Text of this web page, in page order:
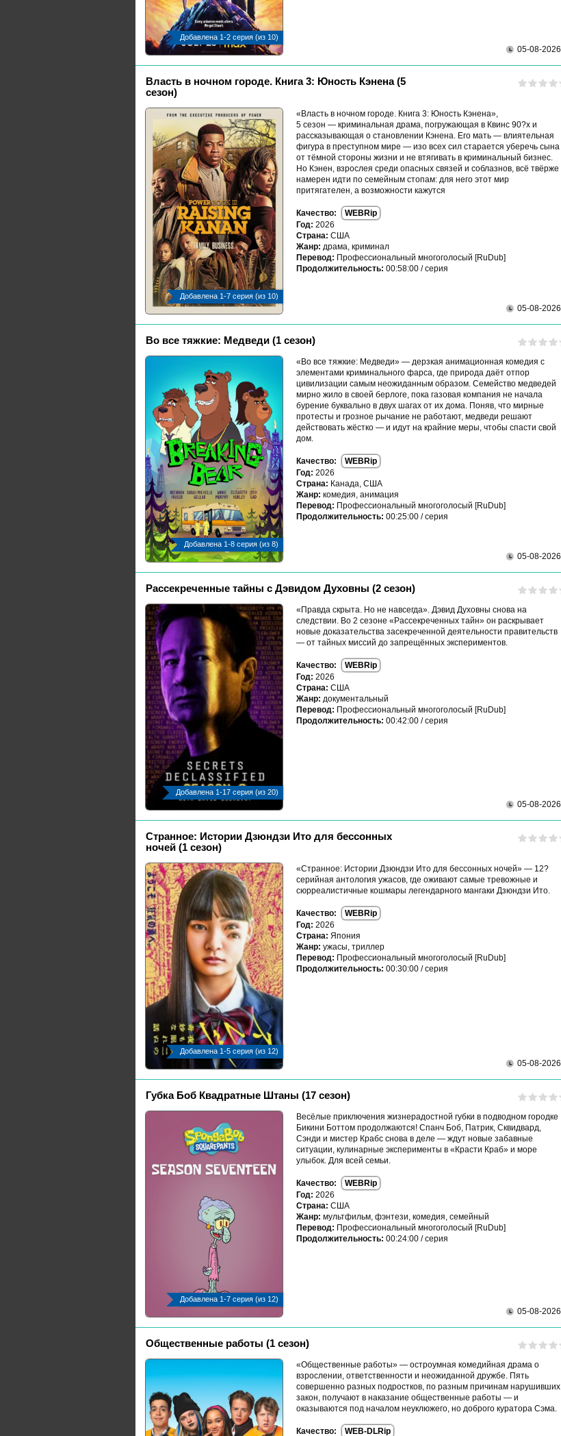
Добавлена 1-2 серия (из 10)
05-08-2026
Власть в ночном городе. Книга 3: Юность Кэнена (5
сезон)
Добавлена 1-7 серия (из 10)
«Власть в ночном городе. Книга 3: Юность Кэнена»,
5 сезон — криминальная драма, погружающая в Квинс 90?х и
рассказывающая о становлении Кэнена. Его мать — влиятельная
фигура в преступном мире — изо всех сил старается уберечь сына
от тёмной стороны жизни и не втягивать в криминальный бизнес.
Но Кэнен, взрослея среди опасных связей и соблазнов, всё твёрже
намерен идти по семейным стопам: для него этот мир
притягателен, а возможности кажутся
Качество:
WEBRip
Год: 2026
Страна: США
Жанр: драма, криминал
Перевод: Профессиональный многоголосый [RuDub]
Продолжительность: 00:58:00 / серия
05-08-2026
Во все тяжкие: Медведи (1 сезон)
Добавлена 1-8 серия (из 8)
«Во все тяжкие: Медведи» — дерзкая анимационная комедия с
элементами криминального фарса, где природа даёт отпор
цивилизации самым неожиданным образом. Семейство медведей
мирно жило в своей берлоге, пока газовая компания не начала
бурение буквально в двух шагах от их дома. Поняв, что мирные
протесты и грозное рычание не работают, медведи решают
действовать жёстко — и идут на крайние меры, чтобы спасти свой
дом.
Качество:
WEBRip
Год: 2026
Страна: Канада, США
Жанр: комедия, анимация
Перевод: Профессиональный многоголосый [RuDub]
Продолжительность: 00:25:00 / серия
05-08-2026
Рассекреченные тайны с Дэвидом Духовны (2 сезон)
Добавлена 1-17 серия (из 20)
«Правда скрыта. Но не навсегда». Дэвид Духовны снова на
следствии. Во 2 сезоне «Рассекреченных тайн» он раскрывает
новые доказательства засекреченной деятельности правительств
— от тайных миссий до запрещённых экспериментов.
Качество:
WEBRip
Год: 2026
Страна: США
Жанр: документальный
Перевод: Профессиональный многоголосый [RuDub]
Продолжительность: 00:42:00 / серия
05-08-2026
Странное: Истории Дзюндзи Ито для бессонных
ночей (1 сезон)
Добавлена 1-5 серия (из 12)
«Странное: Истории Дзюндзи Ито для бессонных ночей» — 12?
серийная антология ужасов, где оживают самые тревожные и
сюрреалистичные кошмары легендарного мангаки Дзюндзи Ито.
Качество:
WEBRip
Год: 2026
Страна: Япония
Жанр: ужасы, триллер
Перевод: Профессиональный многоголосый [RuDub]
Продолжительность: 00:30:00 / серия
05-08-2026
Губка Боб Квадратные Штаны (17 сезон)
Добавлена 1-7 серия (из 12)
Весёлые приключения жизнерадостной губки в подводном городке
Бикини Боттом продолжаются! Спанч Боб, Патрик, Сквидвард,
Сэнди и мистер Крабс снова в деле — ждут новые забавные
ситуации, кулинарные эксперименты в «Красти Краб» и море
улыбок. Для всей семьи.
Качество:
WEBRip
Год: 2026
Страна: США
Жанр: мультфильм, фэнтези, комедия, семейный
Перевод: Профессиональный многоголосый [RuDub]
Продолжительность: 00:24:00 / серия
05-08-2026
Общественные работы (1 сезон)
«Общественные работы» — остроумная комедийная драма о
взрослении, ответственности и неожиданной дружбе. Пять
совершенно разных подростков, по разным причинам нарушивших
закон, получают в наказание общественные работы — и
оказываются под началом неуклюжего, но доброго куратора Сэма.
Качество: WEB-DLRip